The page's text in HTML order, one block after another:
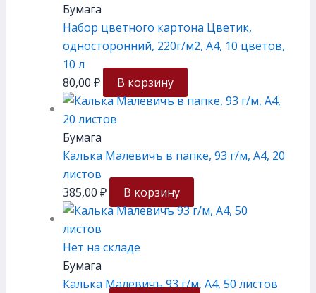
Бумага
Набор цветного картона Цветик,
односторонний, 220г/м2, А4, 10 цветов,
10 л
80,00 ₽ В корзину
Бумага
Калька Малевичъ в папке, 93 г/м, А4, 20
листов
385,00 ₽ В корзину
Нет на складе
Бумага
Калька Малевичъ 93 г/м, А4, 50 листов